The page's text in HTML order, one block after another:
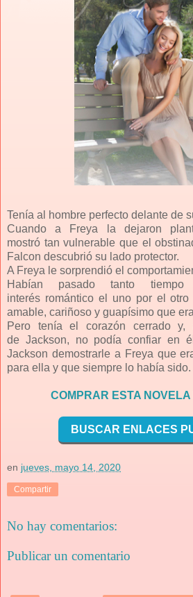
Tenía al hombre perfecto delante de
Cuando a Freya la dejaron
mostró tan vulnerable que el
Falcon descubrió su lado protector.
A Freya le sorprendió el
Habían pasado tanto tiempo
interés romántico el uno por el
amable, cariñoso y guapísimo que
Pero tenía el corazón cerrado
de Jackson, no podía confiar en
Jackson demostrarle a Freya que
para ella y que siempre lo había sido.
COMPRAR ESTA NOVELA
BUSCAR ENLACES
en jueves, mayo 14, 2020
Compartir
No hay comentarios:
Publicar un comentario